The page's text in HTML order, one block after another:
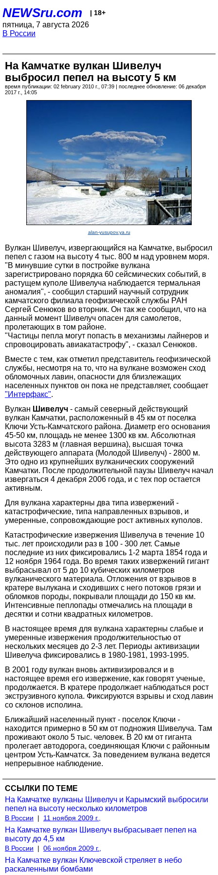
NEWSru.com | 18+
пятница, 7 августа 2026
В России
На Камчатке вулкан Шивелуч
выбросил пепел на высоту 5 км
время публикации: 02 february 2010 г., 07:39 | последнее обновление: 06 декабря
2017 г., 14:05
alan-yusupov.ya.ru
Вулкан Шивелуч, извергающийся на Камчатке, выбросил
пепел с газом на высоту 4 тыс. 800 м над уровнем моря.
"В минувшие сутки в постройке вулкана
зарегистрировано порядка 60 сейсмических событий, в
растущем куполе Шивелуча наблюдается термальная
аномалия", - сообщил старший научный сотрудник
камчатского филиала геофизической службы РАН
Сергей Сенюков во вторник. Он так же сообщил, что на
данный момент Шивелуч опасен для самолетов,
пролетающих в том районе.
"Частицы пепла могут попасть в механизмы лайнеров и
спровоцировать авиакатастрофу", - сказал Сенюков.
Вместе с тем, как отметил представитель геофизической
службы, несмотря на то, что на вулкане возможен сход
обломочных лавин, опасности для близлежащих
населенных пунктов он пока не представляет, сообщает
"Интерфакс".
Вулкан Шивелуч - самый северный действующий
вулкан Камчатки, расположенный в 45 км от поселка
Ключи Усть-Камчатского района. Диаметр его основания
45-50 км, площадь не менее 1300 кв км. Абсолютная
высота 3283 м (главная вершина), высшая точка
действующего аппарата (Молодой Шивелуч) - 2800 м.
Это одно из крупнейших вулканических сооружений
Камчатки. После продолжительной паузы Шивелуч начал
извергаться 4 декабря 2006 года, и с тех пор остается
активным.
Для вулкана характерны два типа извержений -
катастрофические, типа направленных взрывов, и
умеренные, сопровождающие рост активных куполов.
Катастрофические извержения Шивелуча в течение 10
тыс. лет происходили раз в 100 - 300 лет. Самые
последние из них фиксировались 1-2 марта 1854 года и
12 ноября 1964 года. Во время таких извержений гигант
выбрасывал от 5 до 10 кубических километров
вулканического материала. Отложения от взрывов в
кратере вылукана и сходивших с него потоков грязи и
обломков породы, покрывали площади до 150 кв км.
Интенсивные пеплопады отмечались на площади в
десятки и сотни квадратных километров.
В настоящее время для вулкана характерны слабые и
умеренные извержения продолжительностью от
нескольких месяцев до 2-3 лет. Периоды активизации
Шивелуча фиксировались в 1980-1981, 1993-1995.
В 2001 году вулкан вновь активизировался и в
настоящее время его извержение, как говорят ученые,
продолжается. В кратере продолжает наблюдаться рост
экструзивного купола. Фиксируются взрывы и сход лавин
со склонов исполина.
Ближайший населенный пункт - поселок Ключи -
находится примерно в 50 км от подножия Шивелуча. Там
проживают около 5 тыс. человек. В 20 км от гиганта
пролегает автодорога, соединяющая Ключи с районным
центром Усть-Камчатск. За поведением вулкана ведется
непрерывное наблюдение.
ССЫЛКИ ПО ТЕМЕ
На Камчатке вулканы Шивелуч и Карымский выбросили
пепел на высоту несколько километров
В России | 11 ноября 2009 г.,
На Камчатке вулкан Шивелуч выбрасывает пепел на
высоту до 4,5 км
В России | 06 ноября 2009 г.,
На Камчатке вулкан Ключевской стреляет в небо
раскаленными бомбами